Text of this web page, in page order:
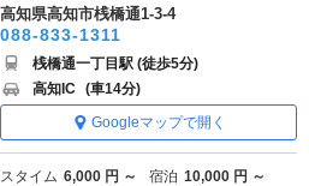
高知県高知市桟橋通1-3-4
088-833-1311
桟橋通一丁目駅 (徒歩5分)
高知IC (車14分)
Googleマップで開く
タイム 6,000 円 ～ 宿泊 10,000 円 ～